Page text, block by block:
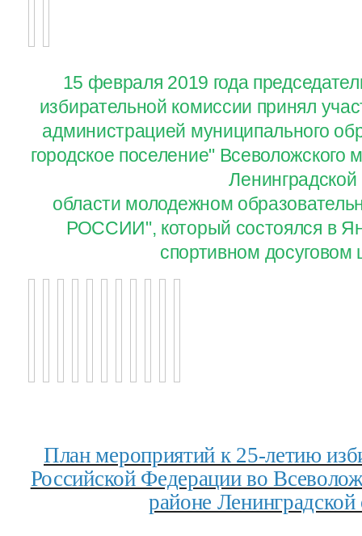
15 февраля 2019 года
избирательной комиссии принял
администрацией муниципального
городское поселение" Всеволожского
Ленинградской
области молодежном
РОССИИ", который состоялся в
спортивном досуговом
План мероприятий к 25-летию
Российской Федерации во
районе Ленинградской